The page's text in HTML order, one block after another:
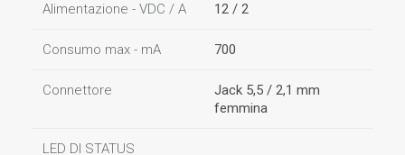
Alimentazione - VDC / A 12 / 2
Consumo max - mA 700
Connettore
Jack 5,5 / 2,1 mm
femmina
LED DI STATUS